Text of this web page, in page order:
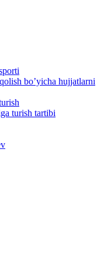
bo’yicha hujjatlarni
turish tartibi